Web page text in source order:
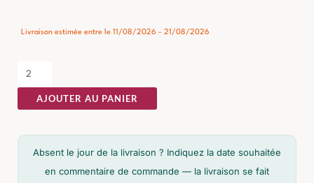
Livraison estimée entre le 11/08/2026 - 21/08/2026
Chaise
Tissu-
Métal
Moderne
AJOUTER AU PANIER
Absent le jour de la livraison ? Indiquez la date souhaitée
en commentaire de commande — la livraison se fait